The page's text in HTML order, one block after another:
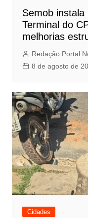
Semob
Terminal do
melhorias
Redação Portal
8 de agosto de
Cidades